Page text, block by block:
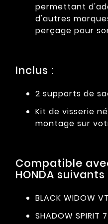
permettant
d'autres
perçage pour
Inclus :
2 supports de
Kit de visserie
montage sur
Compatible
HONDA suivants
BLACK WIDOW
SHADOW